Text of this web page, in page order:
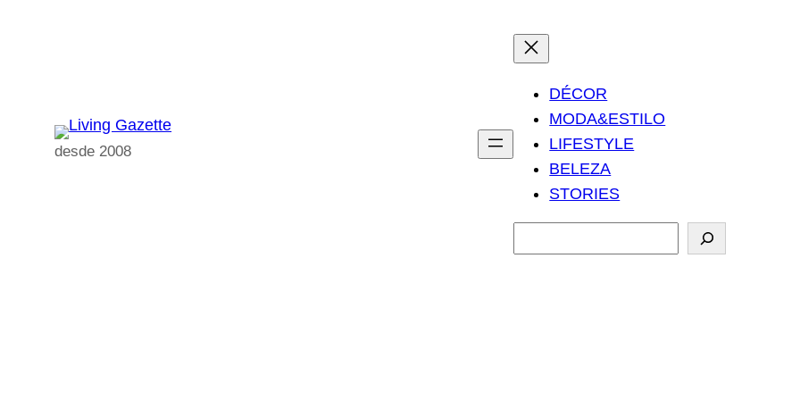
desde 2008
DÉCOR
MODA&ESTILO
LIFESTYLE
BELEZA
STORIES
e